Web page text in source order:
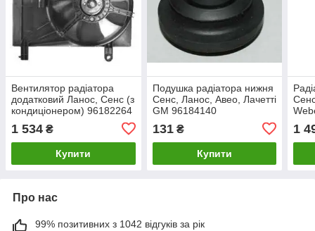
Вентилятор радіатора
додатковий Ланос, Сенс (з
кондиціонером) 96182264
1 534 ₴
Купити
Подушка радіатора нижня
Сенс, Ланос, Aвeo, Лачетті
GM 96184140
131₴
Купити
1
Про нас
99% позитивних з 1042 відгуків за рік